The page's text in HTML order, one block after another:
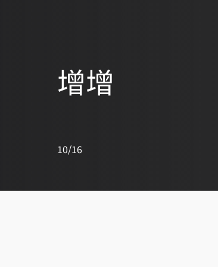
增增
10/16